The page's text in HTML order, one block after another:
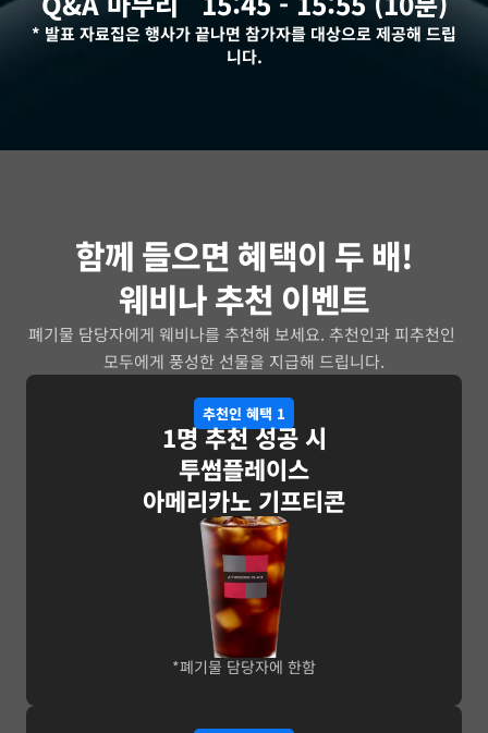
* 발표 자료집은 행사가 끝나면 참가자를 대상으로 제공해 드립
니다.
함께 들으면 혜택이 두 배!
웨비나 추천 이벤트
폐기물 담당자에게 웨비나를 추천해 보세요. 추천인과 피추천인
모두에게 풍성한 선물을 지급해 드립니다.
추천인 혜택 1
1명 추천 성공 시
투썸플레이스
아메리카노 기프티콘
*폐기물 담당자에 한함